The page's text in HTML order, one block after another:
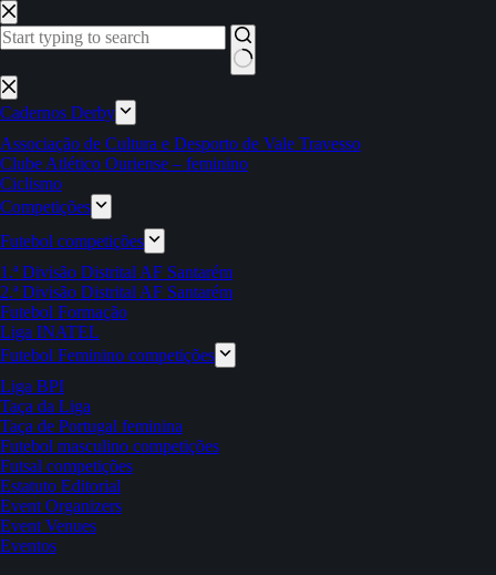
Pular
para
o
Sem
resultados
Cadernos Derby
Associação de Cultura e Desporto de Vale Travesso
Clube Atlético Ouriense – feminino
Ciclismo
Competições
Futebol competições
1.ª Divisão Distrital AF Santarém
2.ª Divisão Distrital AF Santarém
Futebol Formação
Liga INATEL
Futebol Feminino competições
Liga BPI
Taça da Liga
Taça de Portugal feminina
Futebol masculino competições
Futsal competições
Estatuto Editorial
Event Organizers
Event Venues
Eventos